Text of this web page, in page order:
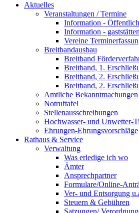
Aktuelles
Veranstaltungen / Termine
Information -
Information -
Vereine
Breitbandausbau
Breitband
Breitband, 1.
Breitband, 2.
Breitband, 2.
Amtliche Bekanntmachungen
Notruftafel
Stellenausschreibungen
Hochwasser- und Unwetter-
Ehrungen-Ehrungsvorschläge
Rathaus & Service
Verwaltung
Was erledige ich wo
Ämter
Ansprechpartner
Formulare/Online-
Ver- und Entsorgung
Steuern & Gebühren
Satzungen/